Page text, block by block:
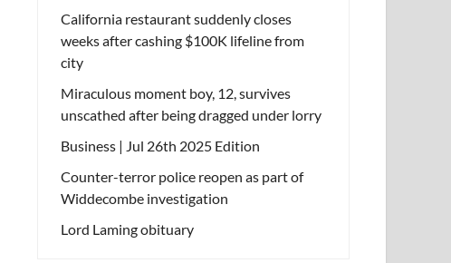
California restaurant suddenly closes
weeks after cashing $100K lifeline from
city
Miraculous moment boy, 12, survives
unscathed after being dragged under lorry
Business | Jul 26th 2025 Edition
Counter-terror police reopen as part of
Widdecombe investigation
Lord Laming obituary